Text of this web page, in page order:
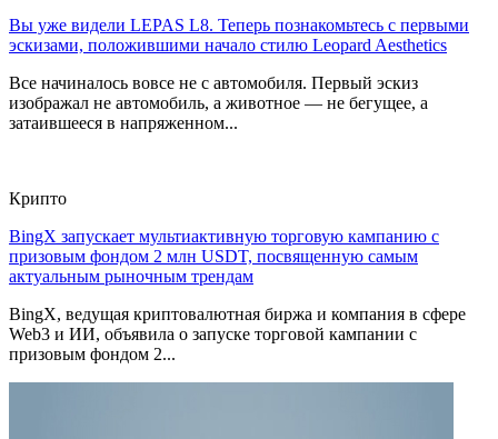
Вы уже видели LEPAS L8. Теперь познакомьтесь с первыми
эскизами, положившими начало стилю Leopard Aesthetics
Все начиналось вовсе не с автомобиля. Первый эскиз
изображал не автомобиль, а животное — не бегущее, а
затаившееся в напряженном...
Крипто
BingX запускает мультиактивную торговую кампанию с
призовым фондом 2 млн USDT, посвященную самым
актуальным рыночным трендам
BingX, ведущая криптовалютная биржа и компания в сфере
Web3 и ИИ, объявила о запуске торговой кампании с
призовым фондом 2...